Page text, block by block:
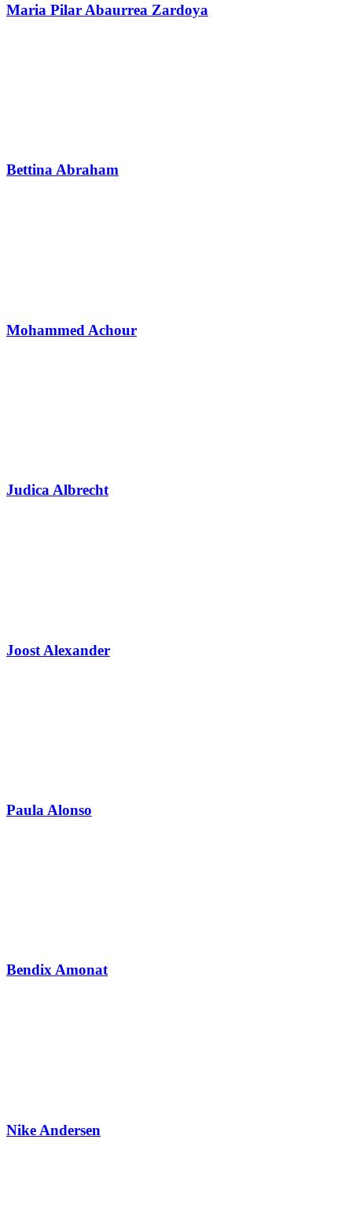
Maria Pilar Abaurrea Zardoya
Bettina Abraham
Mohammed Achour
Judica Albrecht
Joost Alexander
Paula Alonso
Bendix Amonat
Nike Andersen